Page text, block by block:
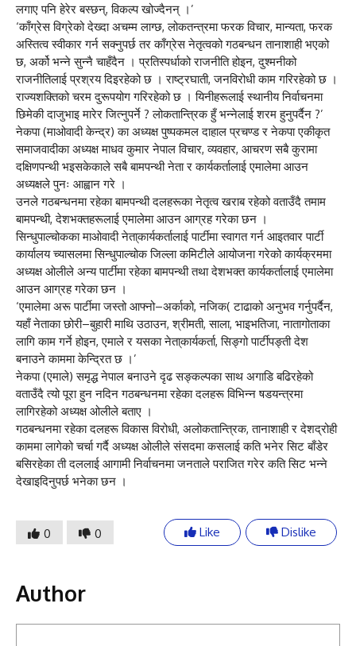
लगाए पनि हेरेर बस्छन्, विकल्प खोज्दैनन् ।’
‘काँग्रेस विग्रेको देख्दा अचम्म लाग्छ, लोकतन्त्रमा फरक विचार, मान्यता, फरक
अस्तित्व स्वीकार गर्न सक्नुपर्छ तर काँग्रेस नेतृत्वको गठबन्धन तानाशाही भएको
छ, अर्को भन्ने सुन्नै चाहँदैन । प्रतिस्पर्धाको राजनीति होइन, दुश्मनीको
राजनीतिलाई प्रश्रय दिइरहेको छ । राष्ट्रघाती, जनविरोधी काम गरिरहेको छ ।
राज्यशक्तिको चरम दुरूपयोग गरिरहेको छ । यिनीहरूलाई स्थानीय निर्वाचनमा
छिमेकी दाजुभाइ मारेर जित्नुपर्ने ? लोकतान्त्रिक हुँ भन्नेलाई शरम हुनुपर्दैन ?’
नेकपा (माओवादी केन्द्र) का अध्यक्ष पुष्पकमल दाहाल प्रचण्ड र नेकपा एकीकृत
समाजवादीका अध्यक्ष माधव कुमार नेपाल विचार, व्यवहार, आचरण सबै कुरामा
दक्षिणपन्थी भइसकेकाले सबै बामपन्थी नेता र कार्यकर्तालाई एमालेमा आउन
अध्यक्षले पुनः आह्वान गरे ।
उनले गठबन्धनमा रहेका बामपन्थी दलहरूका नेतृत्व खराब रहेको वताउँदै तमाम
बामपन्थी, देशभक्तहरूलाई एमालेमा आउन आग्रह गरेका छन ।
सिन्धुपाल्चोकका माओवादी नेता्कार्यकर्तालाई पार्टीमा स्वागत गर्न आइतवार पार्टी
कार्यालय च्यासलमा सिन्धुपाल्चोक जिल्ला कमिटीले आयोजना गरेको कार्यक्रममा
अध्यक्ष ओलीले अन्य पार्टीमा रहेका बामपन्थी तथा देशभक्त कार्यकर्तालाई एमालेमा
आउन आग्रह गरेका छन ।
‘एमालेमा अरू पार्टीमा जस्तो आफ्नो–अर्काको, नजिक( टाढाको अनुभव गर्नुपर्दैन,
यहाँ नेताका छोरी–बुहारी माथि उठाउन, श्रीमती, साला, भाइभतिजा, नातागोताका
लागि काम गर्ने होइन, एमाले र यसका नेता्कार्यकर्ता, सिङ्गो पार्टीपङ्ती देश
बनाउने काममा केन्द्रित छ ।’
नेकपा (एमाले) समृद्ध नेपाल बनाउने दृढ सङ्कल्पका साथ अगाडि बढिरहेको
वताउँदै त्यो पूरा हुन नदिन गठबन्धनमा रहेका दलहरू विभिन्न षडयन्त्रमा
लागिरहेको अध्यक्ष ओलीले बताए ।
गठबन्धनमा रहेका दलहरू विकास विरोधी, अलोकतान्त्रिक, तानाशाही र देशद्रोही
काममा लागेको चर्चा गर्दै अध्यक्ष ओलीले संसदमा कसलाई कति भनेर सिट बाँडेर
बसिरहेका ती दललाई आगामी निर्वाचनमा जनताले पराजित गरेर कति सिट भन्ने
देखाइदिनुपर्छ भनेका छन ।
0 0 Like Dislike
Author